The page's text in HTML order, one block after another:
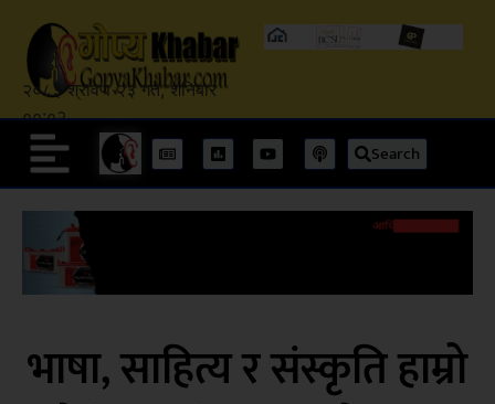
२०८३ श्रावण २३ गते, शनिबार
००:०२
Search
भाषा, साहित्य र संस्कृति हाम्रो